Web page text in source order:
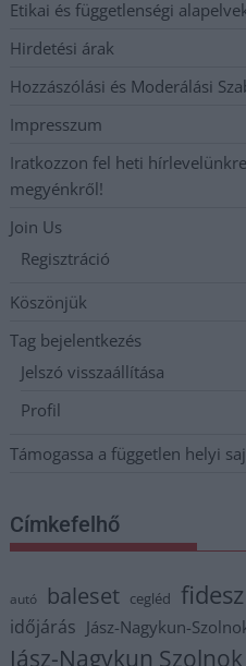
Etikai és függetlenségi
Hirdetési árak
Hozzászólási és Moderálási
Impresszum
Iratkozzon fel heti
megyénkről!
Join Us
Regisztráció
Köszönjük
Tag bejelentkezés
Jelszó visszaállítása
Profil
Támogassa a független helyi
Címkefelhő
autó baleset cegléd fidesz
időjárás Jász-Nagykun-
Jász-Nagykun